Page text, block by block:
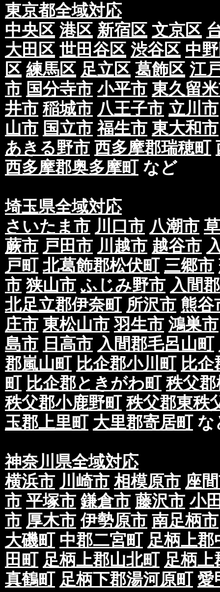
仮に1ヶ月間でご依頼があった場合、前半や後
ございます。
このように期間内でバランスよく配布を行なう
場合もございますので予めご了承下さい。
②配布実施後、「反響がなかった」等の反響に
お問い合わせに関して、お受けできませんので
配布の証明は、配布報告書になりますので予め
③配布エリアについて、現場の状況により、部
は誤差が生じる場合がございます。そのため、
ても配布されない場合がございますので予めご
④実際の配布可能枚数が部数表の配布可能枚数
余剰分を配布させていただきます。
⑤当社、実績のご案内としてお客様からいただ
記事、表記の削除をご希望のお客様はお手数で
いたします。速やかにお客様のご指示通りに削
第二条 印刷・印刷物納品について
①データ入稿(予めご案内を行っているご入稿
(ai,eps,pdf以外の形式での入稿やサイズの間違
か支給されない場合を含む)による入稿の遅れ
場合のご納品の遅れがあった場合には、別途費
す。
また、本来の配布開始日及び、期間が遅延する
は、再入稿及びご納品の遅延日数に合わせて再
なお、初期の日程や別の日程での配布を希望さ
生する場合がございます。
ただし、日程的に不可能な場合もございますの
を理由としたキャンセルはキャンセル料が発生
②印刷データはai、eps(※確認用PDFファイルと
データ入稿をお願いいたします。完全データ入
タの間違いや印刷のズレ等に関しましては当社
③ご入稿後の再入稿は出来ませんのでご注意
正による再入稿を除く。)
④提携している印刷会社によって多少色味が変
に対しての再印刷等のご対応はいたしかねます
⑤お客様からいただいた印刷データは当社では
で予めご了承下さい。
⑥スミ(K)100％オブジェクト使用に関してスミ
に使用するのに適した設定となります。ただし
クトとK（ブラック）100%のオブジェクトが
オーバープリントの設定になるため、レイヤー
東京都全域対応
中央区 港区 新宿区 文京区
大田区 世田谷区 渋谷区 中
区 練馬区 足立区 葛飾区 江
市 国分寺市 小平市 東久留
井市 稲城市 八王子市 立川市
山市 国立市 福生市 東大和市
あきる野市 西多摩郡瑞穂町
西多摩郡奥多摩町など
埼玉県全域対応
さいたま市 川口市 八潮市
蕨市 戸田市 川越市 越谷市
戸町 北葛飾郡松伏町 三郷市
市 狭山市 ふじみ野市 入間
北足立郡伊奈町 所沢市 熊谷
庄市 東松山市 羽生市 鴻巣市
島市 日高市 入間郡毛呂山町
郡嵐山町 比企郡小川町 比
町 比企郡ときがわ町 秩父
秩父郡小鹿野町 秩父郡東秩
玉郡上里町 大里郡寄居町な
神奈川県全域対応
横浜市 川崎市 相模原市 座
市 平塚市 鎌倉市 藤沢市 小
市 厚木市 伊勢原市 南足柄市
大磯町 中郡二宮町 足柄上郡
田町 足柄上郡山北町 足柄上
真鶴町 足柄下郡湯河原町 愛